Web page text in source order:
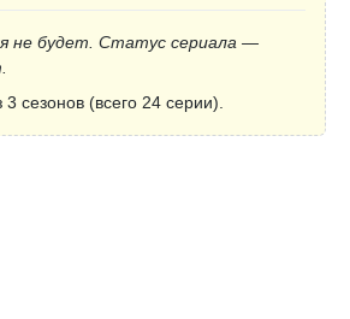
не будет. Статус сериала —
сезонов (всего 24 серии).